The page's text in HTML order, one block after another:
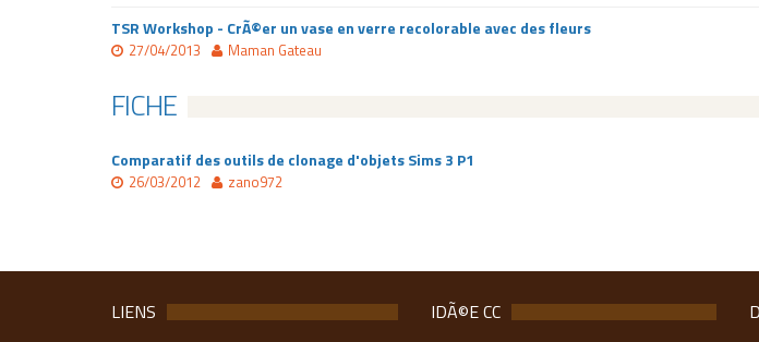
TSR Workshop - CrÃ©er un vase en verre recolorable avec des fleurs
27/04/2013 Maman Gateau
FICHE
Comparatif des outils de clonage d'objets Sims 3 P1
26/03/2012 zano972
LIENS IDÃ©E CC